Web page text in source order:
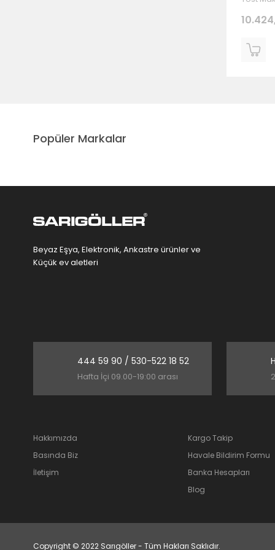
Popüler Markalar
Beyaz Eşya, Elektronik, Ankastre ürünler ve
Küçük ev aletleri
444 59 90 / 530-522 18 52
Hafta İçi 09.00-19:00 arası
Hakkımızda
Basında Biz
İletişim
Kargo Takip
Havale Bildirim Formu
Banka Hesapları
Blog
Copyright © 2022 Sarıgöller - Tüm Hakları Saklıdır.